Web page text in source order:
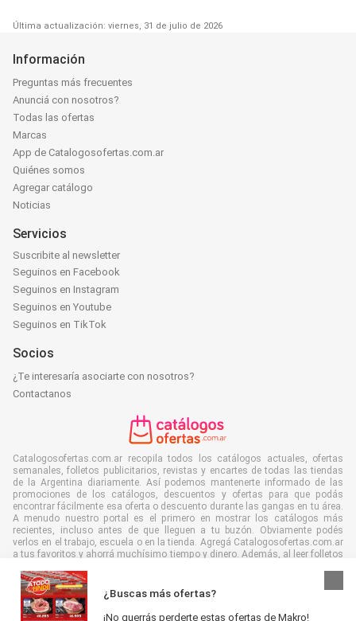
Última actualización: viernes, 31 de julio de 2026
¿Buscas más ofertas?
¡No querrás perderte estas ofertas de Makro!
Información
Preguntas más frecuentes
Anunciá con nosotros?
Todas las ofertas
Marcas
App de Catalogosofertas.com.ar
Quiénes somos
Agregar catálogo
Noticias
Servicios
Suscribite al newsletter
Seguinos en Facebook
Seguinos en Instagram
Seguinos en Youtube
Seguinos en TikTok
Socios
¿Te interesaría asociarte con nosotros?
Contactanos
Catalogosofertas.com.ar recopila todos los catálogos actuales, ofertas
semanales, folletos publicitarios, revistas y encartes de todas las tiendas
de la Argentina diariamente. Así podemos mantenerte informado de las
promociones de los catálogos, descuentos y ofertas para que podás
encontrar fácilmente esa oferta o descuento durante las gangas en tu área.
A menudo nuestro portal es el primero en mostrar los catálogos más
recientes, incluso antes de que lleguen a tu buzón. Obviamente podés
verlos en el trabajo, escuela o en la tienda. Agregá Catalogosofertas.com.ar
a tus favoritos y ahorrá muchísimo tiempo y dinero. Además, al leer folletos
el ambiente.